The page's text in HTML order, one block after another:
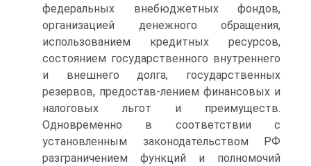
федеральных внебюджетных фондов,
организацией денежного обращения,
исполь­зованием кредитных ресурсов,
состоянием государственного внутреннего
и внешнего долга, государственных
резервов, предостав-лением финансовых и
налоговых льгот и преимуществ.
Одновременно в соответствии с
установленным законодательством РФ
разграничением функций и полномочий